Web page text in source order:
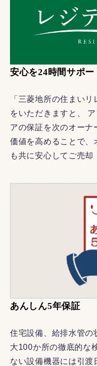
安心を24時間サポー
「三菱地所の住まい
をいただきますと、
アの保証を次のオーナ
価値を高めることで、
も共に安心してご売却
あんしん5年保証
住宅設備、給排水管の
大100か所の徹底的な
ない設備機器には引渡